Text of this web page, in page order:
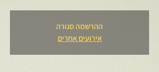
ההרשמה סגורה
אירועים אחרים